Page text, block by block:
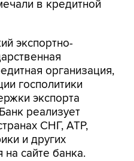
в кредитной
экспортно-
организация,
госполитики
экспорта
реализует
СНГ, АТР,
и других
на сайте банка.